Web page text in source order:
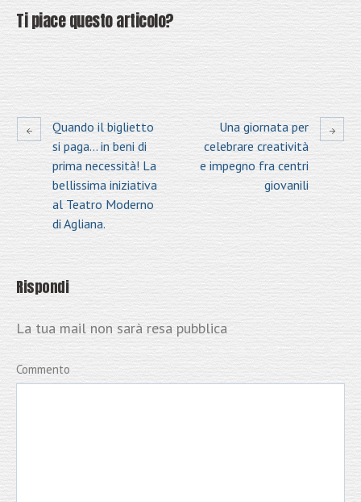
Ti piace questo articolo?
Quando il biglietto
si paga… in beni di
prima necessità! La
bellissima iniziativa
al Teatro Moderno
di Agliana.
Una giornata per
celebrare creatività
e impegno fra centri
giovanili
Rispondi
La tua mail non sarà resa pubblica
Commento